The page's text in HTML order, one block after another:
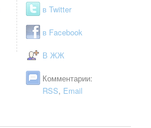
в Twitter
в Facebook
В ЖЖ
Комментарии:
RSS, Email